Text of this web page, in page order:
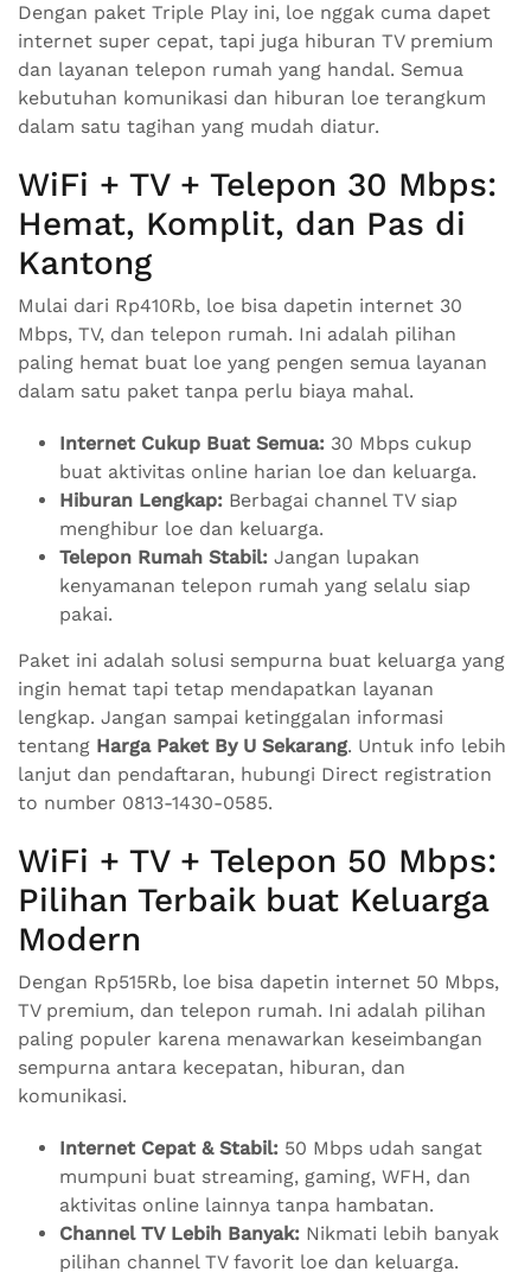
Dengan paket Triple Play ini, loe nggak cuma dapet
internet super cepat, tapi juga hiburan TV premium
dan layanan telepon rumah yang handal. Semua
kebutuhan komunikasi dan hiburan loe terangkum
dalam satu tagihan yang mudah diatur.
WiFi + TV + Telepon 30 Mbps:
Hemat, Komplit, dan Pas di
Kantong
Mulai dari Rp410Rb, loe bisa dapetin internet 30
Mbps, TV, dan telepon rumah. Ini adalah pilihan
paling hemat buat loe yang pengen semua layanan
dalam satu paket tanpa perlu biaya mahal.
Internet Cukup Buat Semua: 30 Mbps cukup
buat aktivitas online harian loe dan keluarga.
Hiburan Lengkap: Berbagai channel TV siap
menghibur loe dan keluarga.
Telepon Rumah Stabil: Jangan lupakan
kenyamanan telepon rumah yang selalu siap
pakai.
Paket ini adalah solusi sempurna buat keluarga yang
ingin hemat tapi tetap mendapatkan layanan
lengkap. Jangan sampai ketinggalan informasi
tentang Harga Paket By U Sekarang. Untuk info lebih
lanjut dan pendaftaran, hubungi Direct registration
to number 0813-1430-0585.
WiFi + TV + Telepon 50 Mbps:
Pilihan Terbaik buat Keluarga
Modern
Dengan Rp515Rb, loe bisa dapetin internet 50 Mbps,
TV premium, dan telepon rumah. Ini adalah pilihan
paling populer karena menawarkan keseimbangan
sempurna antara kecepatan, hiburan, dan
komunikasi.
Internet Cepat & Stabil: 50 Mbps udah sangat
mumpuni buat streaming, gaming, WFH, dan
aktivitas online lainnya tanpa hambatan.
Channel TV Lebih Banyak: Nikmati lebih banyak
pilihan channel TV favorit loe dan keluarga.